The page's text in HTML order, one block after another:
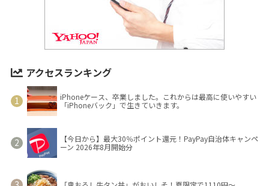
アクセスランキング
iPhoneケース、卒業しました。これからは最高に使いやすい
「iPhoneバック」で生きていきます。
【今日から】最大30％ポイント還元！PayPay自治体キャンペ
ーン 2026年8月開始分